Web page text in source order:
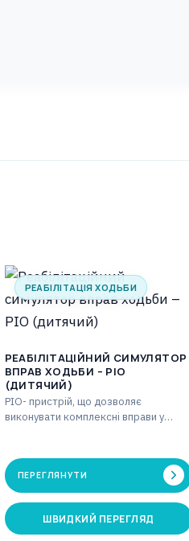
РЕАБІЛІТАЦІЯ ХОДЬБИ
РЕАБІЛІТАЦІЙНИЙ СИМУЛЯТОР
ВПРАВ ХОДЬБИ – PIO
(ДИТЯЧИЙ)
PIO- пристрій, що дозволяє
виконувати комплексні вправи у
ПЕРЕГЛЯНУТИ
ШВИДКИЙ ПЕРЕГЛЯД